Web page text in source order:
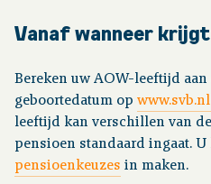
Over pensioen
Publicaties
Vanaf wanneer krijgt
Bereken uw AOW-leeftijd
geboortedatum op www.svb.nl
leeftijd kan verschillen van
pensioen standaard ingaat.
pensioenkeuzes in maken.